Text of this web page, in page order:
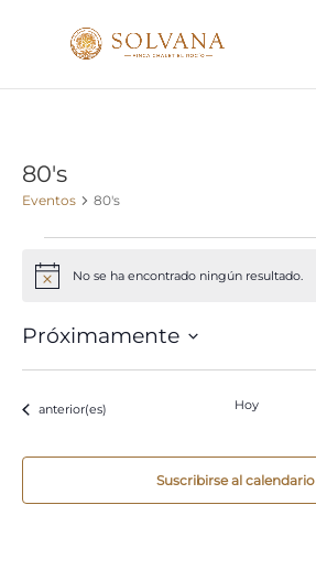
80's
Eventos 80's
Aviso No se ha encontrado ningún resultado.
Próximamente
Eventos
anterior(es) Hoy
Suscribirse al calendario